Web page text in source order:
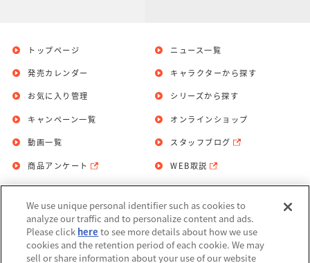
トップページ
発売カレンダー
お気に入り管理
ニュース一覧
キャラクターから探す
シリーズから探す
キャンペーン一覧
動画一覧
商品アンケート
オンラインショップ
スタッフブログ
WEB取説
お問い合わせ 個人情報保護方針
利用規約
We use unique personal identifier such as cookies to
analyze our traffic and to personalize content and ads.
Please click here to see more details about how we use
cookies and the retention period of each cookie. We may
sell or share information about your use of our website